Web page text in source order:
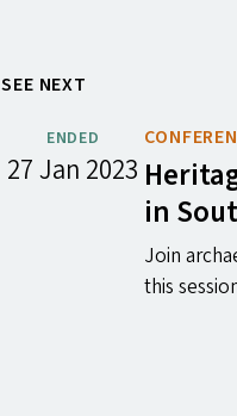
SEE NEXT
ENDED
27 Jan 2023
in
Join
this